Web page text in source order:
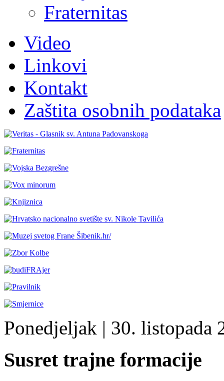
Fraternitas
Video
Linkovi
Kontakt
Zaštita osobnih podataka
Ponedjeljak | 30. listopada
Susret trajne formacije